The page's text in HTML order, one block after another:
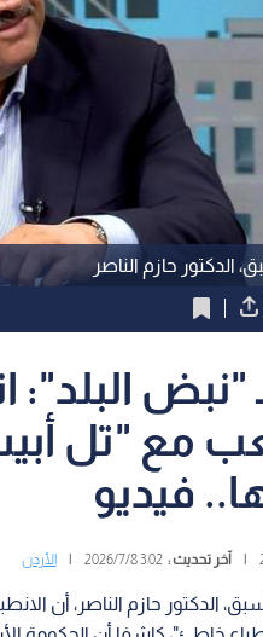
الدكتور حازم الناصر
مع "تل
فيديو
آخر تحديث :3:02 2026/7/8 الأردن
الدكتور حازم الناصر، أن